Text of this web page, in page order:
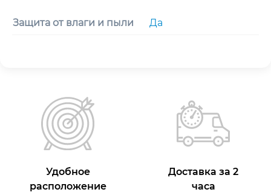
Защита от влаги и пыли Да
Удобное
расположение
Доставка за 2
часа